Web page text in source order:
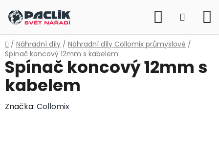
na
obsah
Hledat
KOŠÍK
Domů
/ Náhradní díly / Náhradní díly Collomix průmyslové /
Spínač koncový 12mm s kabelem
Spínač koncový 12mm s
kabelem
Značka: Collomix